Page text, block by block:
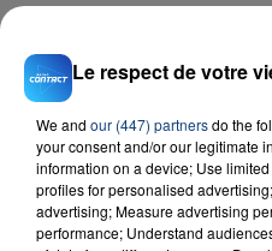
Le respect de votre
We and our (447) partnersdo the
your consent and/or our legitimate
information on a device; Use
profiles for personalised
advertising; Measure advertising
performance; Understand